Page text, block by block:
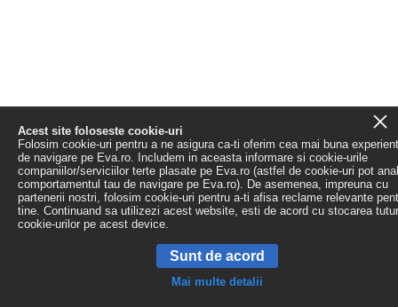
Acest site foloseste cookie-uri
Folosim cookie-uri pentru a ne asigura ca-ti oferim cea mai buna
de navigare pe Eva.ro. Includem in aceasta informare si cookie-urile
companiilor/serviciilor terte plasate pe Eva.ro (astfel de cookie-uri pot
comportamentul tau de navigare pe Eva.ro). De asemenea, impreuna cu
partenerii nostri, folosim cookie-uri pentru a-ti afisa reclame relevante
tine. Continuand sa utilizezi acest website, esti de acord cu stocarea
cookie-urilor pe acest device.
Sunt de acord
Mai multe detalii